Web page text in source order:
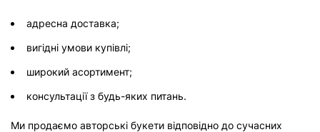
адресна доставка;
вигідні умови купівлі;
широкий асортимент;
консультації з будь-яких питань.
Ми продаємо авторські букети відповідно до сучасних